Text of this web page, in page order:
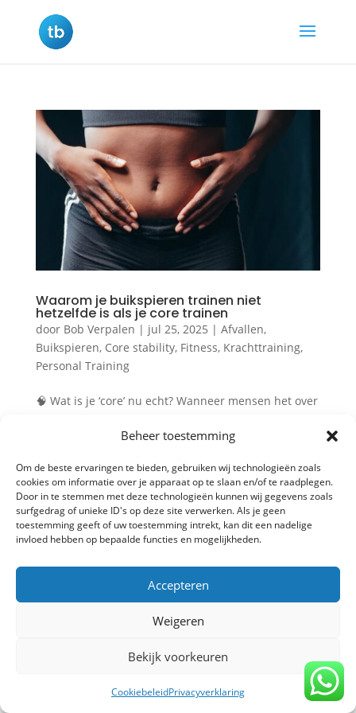
Beheer toestemming
Om de beste ervaringen te bieden, gebruiken wij technologieën zoals
cookies om informatie over je apparaat op te slaan en/of te raadplegen.
Door in te stemmen met deze technologieën kunnen wij gegevens zoals
surfgedrag of unieke ID's op deze site verwerken. Als je geen
toestemming geeft of uw toestemming intrekt, kan dit een nadelige
invloed hebben op bepaalde functies en mogelijkheden.
Accepteren
Weigeren
Bekijk voorkeuren
CookiebeleidPrivacyverklaring
Waarom je buikspieren trainen niet
hetzelfde is als je core trainen
door Bob Verpalen | jul 25, 2025 | Afvallen,
Buikspieren, Core stability, Fitness, Krachttraining,
Personal Training
🧠 Wat is je ‘core’ nu echt? Wanneer mensen het over
zichtbare sixpack (de rectus abdominis). Maar je core
rondom je romp: buik, onderrug, bekken en zelfs je
heupen. Denk aan...
Copyright TrainBeter 2025 |
BeatsbySV